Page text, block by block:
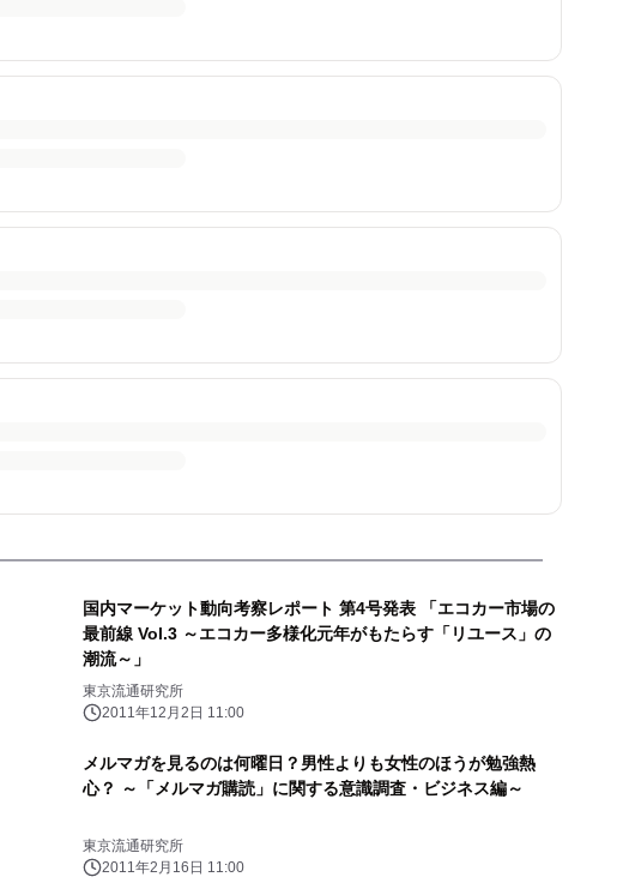
国内マーケット動向考察レポート 第4号発表 「エコカー市場の
最前線 Vol.3 ～エコカー多様化元年がもたらす「リユース」の
潮流～」
東京流通研究所
2011年12月2日 11:00
メルマガを見るのは何曜日？男性よりも女性のほうが勉強熱
心？ ～「メルマガ購読」に関する意識調査・ビジネス編～
東京流通研究所
2011年2月16日 11:00